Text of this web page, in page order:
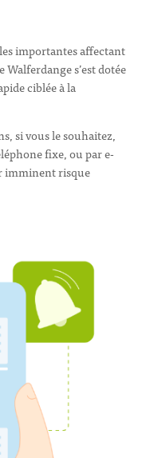
importantes affectant
s’est dotée
ciblée à la
si vous le souhaitez,
fixe, ou par e-
imminent risque